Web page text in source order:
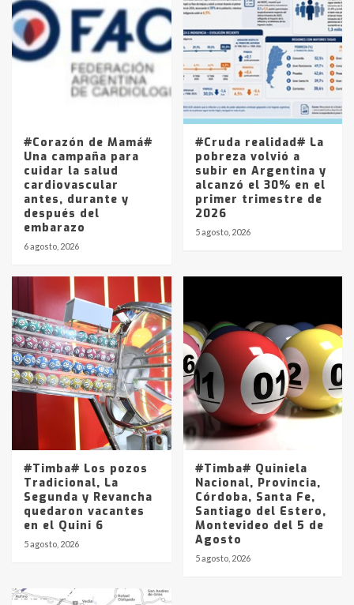
4
Accidente en Ruta 5: falleció un
joven de Trenque Lauquen
Los precios de los combustibles en
La Pampa, desde YPF hasta Axion
entre 857 a 1338 pesos
#Corazón de Mamá#
Una campaña para
cuidar la salud
cardiovascular
antes, durante y
después del
embarazo
6 agosto, 2026
#Cruda realidad# La
pobreza volvió a
subir en Argentina y
alcanzó el 30% en el
primer trimestre de
2026
5 agosto, 2026
#Timba# Los pozos
Tradicional, La
Segunda y Revancha
quedaron vacantes
en el Quini 6
5 agosto, 2026
#Timba# Quiniela
Nacional, Provincia,
Córdoba, Santa Fe,
Santiago del Estero,
Montevideo del 5 de
Agosto
5 agosto, 2026